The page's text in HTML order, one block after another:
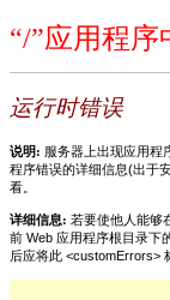
“/”应用程序
运行时错误
说明: 服务器上出现应用程
程序错误的详细信息(出于
看。
详细信息: 若要使他人能够
前 Web 应用程序根目录下
后应将此 <customErrors>